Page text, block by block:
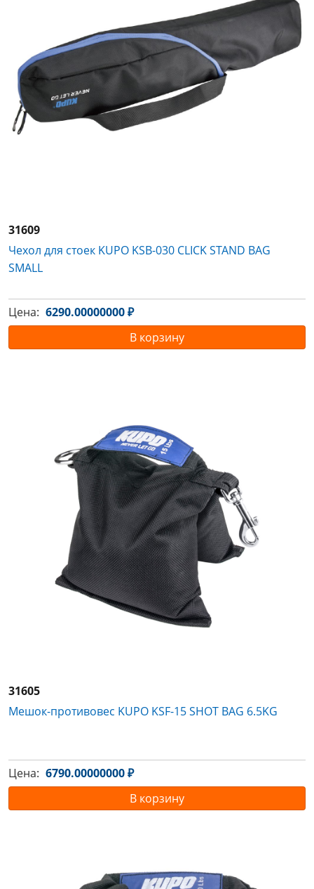
31609
Чехол для стоек KUPO KSB-030 CLICK STAND BAG
SMALL
Цена: 6290.00000000 ₽
В корзину
31605
Мешок-противовес KUPO KSF-15 SHOT BAG 6.5KG
Цена: 6790.00000000 ₽
В корзину